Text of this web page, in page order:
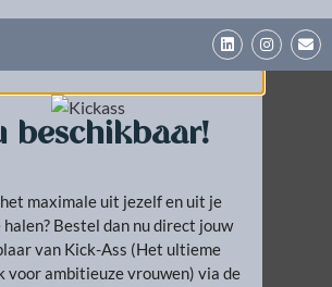
beschikbaar!
maximale uit jezelf en uit je
Bestel dan nu direct jouw
van Kick-Ass (Het ultieme
voor ambitieuze vrouwen) via de